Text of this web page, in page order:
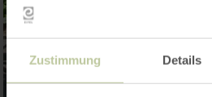
Zustimmung Details